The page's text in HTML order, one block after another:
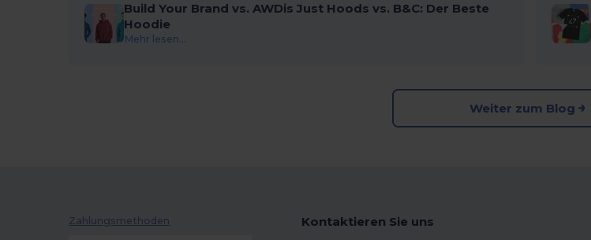
Build Your Brand vs. AWDis Just Hoods vs. B&C: Der Beste
Hoodie
Mehr lesen...
Weiter zum Blog
Zahlungsmethoden Kontaktieren Sie uns